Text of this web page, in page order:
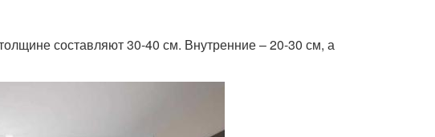
составляют 30-40 см. Внутренние – 20-30 см, а